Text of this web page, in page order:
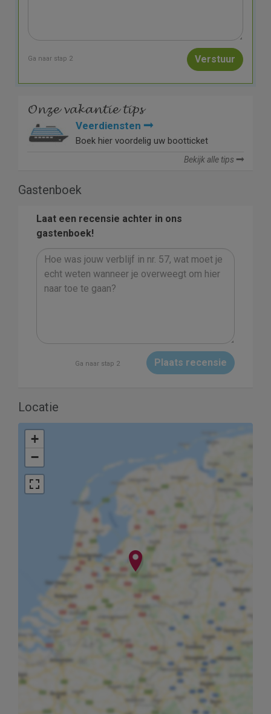
Ga naar stap 2
Onze vakantie tips
Veerdiensten
Boek hier voordelig uw bootticket
Bekijk alle tips
Gastenboek
Laat een recensie achter in ons
gastenboek!
Ga naar stap 2 Plaats recensie
Locatie
+
−